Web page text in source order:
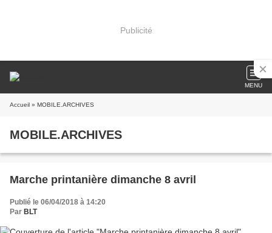
Publicité
MENU
Accueil » MOBILE.ARCHIVES
MOBILE.ARCHIVES
Marche printanière dimanche 8 avril
Publié le 06/04/2018 à 14:20
Par BLT